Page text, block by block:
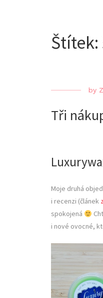
Štítek:
by
Tři
Moje druhá
i recenzi (článek
spokojená
i nové ovocné,